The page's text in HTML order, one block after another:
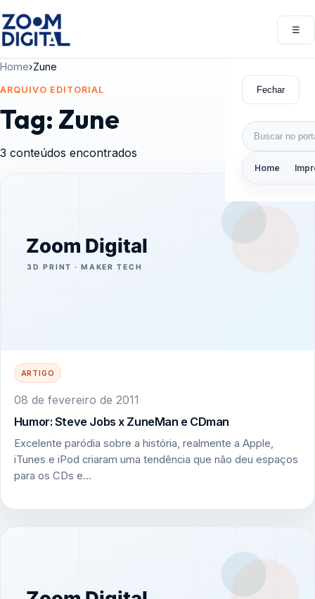
☰
Fechar
Buscar por:
Home
Home›Zune
ARQUIVO EDITORIAL
Tag: Zune
3 conteúdos encontrados
ARTIGO
08 de fevereiro de 2011
Humor: Steve Jobs x ZuneMan e CDman
Excelente paródia sobre a história, realmente a Apple,
iTunes e iPod criaram uma tendência que não deu espaços
para os CDs e…